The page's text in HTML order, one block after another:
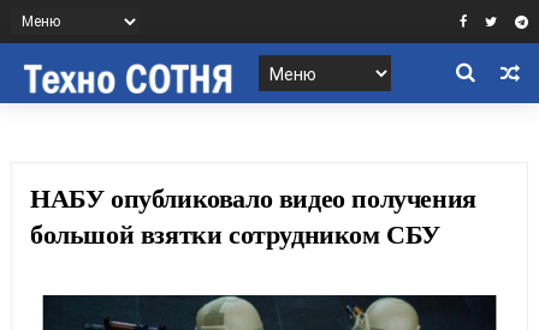
НАБУ опубликовало видео получения
большой взятки сотрудником СБУ